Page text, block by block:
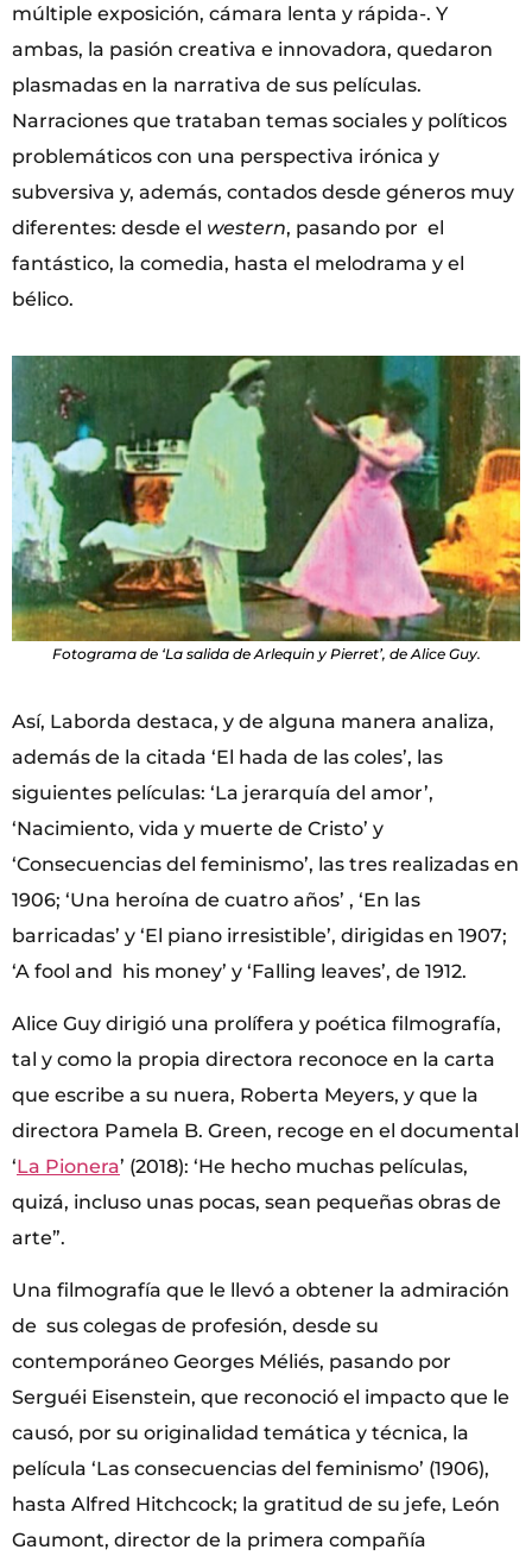
múltiple exposición, cámara lenta y rápida-. Y
ambas, la pasión creativa e innovadora, quedaron
plasmadas en la narrativa de sus películas.
Narraciones que trataban temas sociales y políticos
problemáticos con una perspectiva irónica y
subversiva y, además, contados desde géneros muy
diferentes: desde el western, pasando por el
fantástico, la comedia, hasta el melodrama y el
bélico.
Fotograma de ‘La salida de Arlequin y Pierret’, de Alice Guy.
Así, Laborda destaca, y de alguna manera analiza,
además de la citada ‘El hada de las coles’, las
siguientes películas: ‘La jerarquía del amor’,
‘Nacimiento, vida y muerte de Cristo’ y
‘Consecuencias del feminismo’, las tres realizadas en
1906; ‘Una heroína de cuatro años’ , ‘En las
barricadas’ y ‘El piano irresistible’, dirigidas en 1907;
‘A fool and his money’ y ‘Falling leaves’, de 1912.
Alice Guy dirigió una prolífera y poética filmografía,
tal y como la propia directora reconoce en la carta
que escribe a su nuera, Roberta Meyers, y que la
directora Pamela B. Green, recoge en el documental
‘La Pionera’ (2018): ‘He hecho muchas películas,
quizá, incluso unas pocas, sean pequeñas obras de
arte”.
Una filmografía que le llevó a obtener la admiración
de sus colegas de profesión, desde su
contemporáneo Georges Méliés, pasando por
Serguéi Eisenstein, que reconoció el impacto que le
causó, por su originalidad temática y técnica, la
película ‘Las consecuencias del feminismo’ (1906),
hasta Alfred Hitchcock; la gratitud de su jefe, León
Gaumont, director de la primera compañía